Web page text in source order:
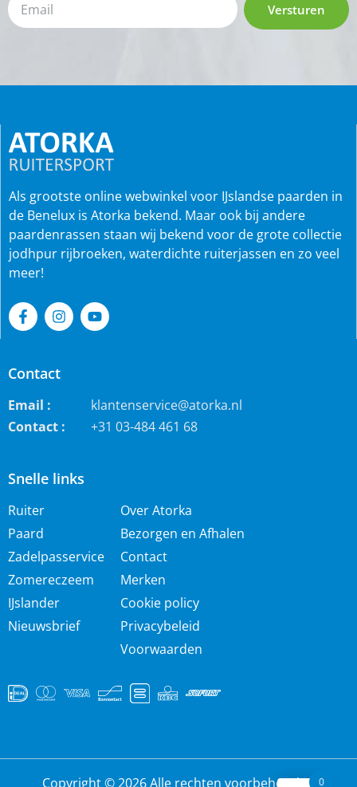
Versturen
Snelle links
Ruiter
Paard
Zadelpasservice
Zomereczeem
IJslander
Nieuwsbrief
Over Atorka
Bezorgen en Afhalen
Contact
Merken
Cookie policy
Privacybeleid
Voorwaarden
Als grootste online webwinkel voor IJslandse paarden in
de Benelux is Atorka bekend. Maar ook bij andere
paardenrassen staan wij bekend voor de grote collectie
jodhpur rijbroeken, waterdichte ruiterjassen en zo veel
meer!
Contact
Email :
klantenservice@atorka.nl
Contact :
+31 03-484 461 68
Copyright © 2026 Alle rechten voorbehouden 0